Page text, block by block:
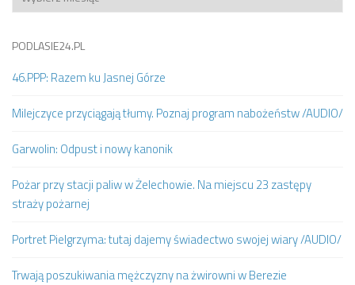
PODLASIE24.PL
46.PPP: Razem ku Jasnej Górze
Milejczyce przyciągają tłumy. Poznaj program nabożeństw /AUDIO/
Garwolin: Odpust i nowy kanonik
Pożar przy stacji paliw w Żelechowie. Na miejscu 23 zastępy
straży pożarnej
Portret Pielgrzyma: tutaj dajemy świadectwo swojej wiary /AUDIO/
Trwają poszukiwania mężczyzny na żwirowni w Berezie